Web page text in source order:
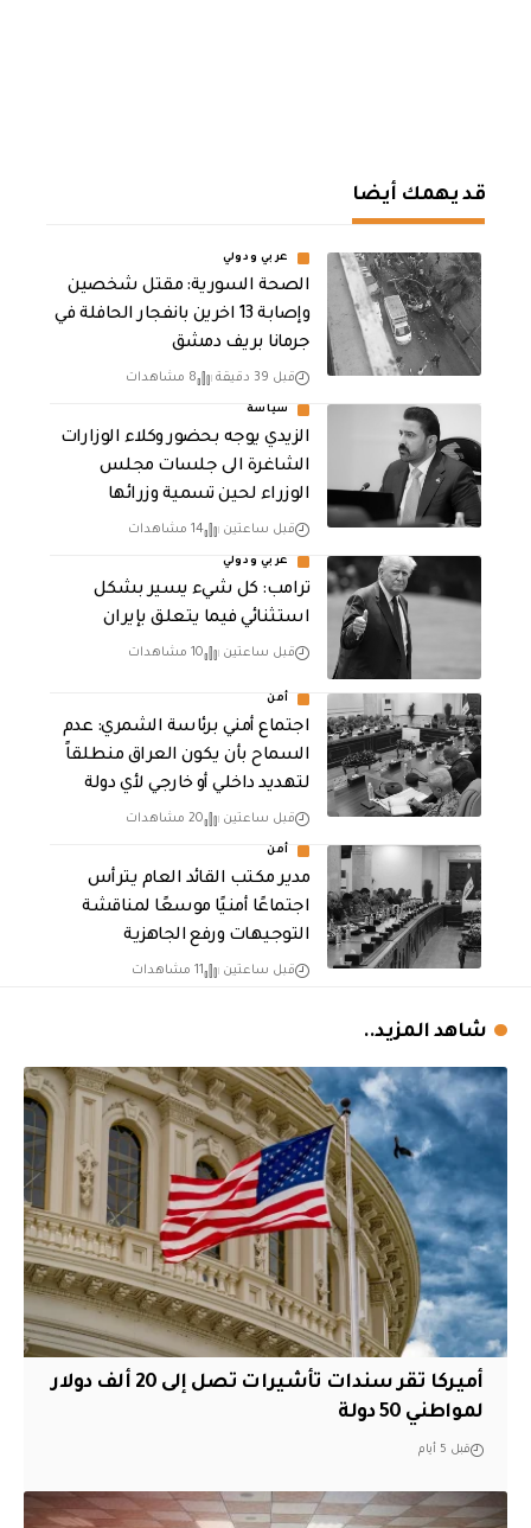
قد يهمك أيضا
عربي ودولي
الصحة السورية: مقتل شخصين
وإصابة 13 اخرين بانفجار الحافلة في
جرمانا بريف دمشق
قبل 39 دقيقة 8 مشاهدات
سياسة
الزيدي يوجه بحضور وكلاء الوزارات
الشاغرة الى جلسات مجلس
الوزراء لحين تسمية وزرائها
قبل ساعتين 14 مشاهدات
عربي ودولي
ترامب: كل شيء يسير بشكل
استثنائي فيما يتعلق بإيران
قبل ساعتين 10 مشاهدات
أمن
اجتماع أمني برئاسة الشمري: عدم
السماح بأن يكون العراق منطلقاً
لتهديد داخلي أو خارجي لأي دولة
قبل ساعتين 20 مشاهدات
أمن
مدير مكتب القائد العام يترأس
اجتماعًا أمنيًا موسعًا لمناقشة
التوجيهات ورفع الجاهزية
قبل ساعتين 11 مشاهدات
شاهد المزيد..
أميركا تقر سندات تأشيرات تصل إلى 20 ألف دولار
لمواطني 50 دولة
قبل 5 أيام